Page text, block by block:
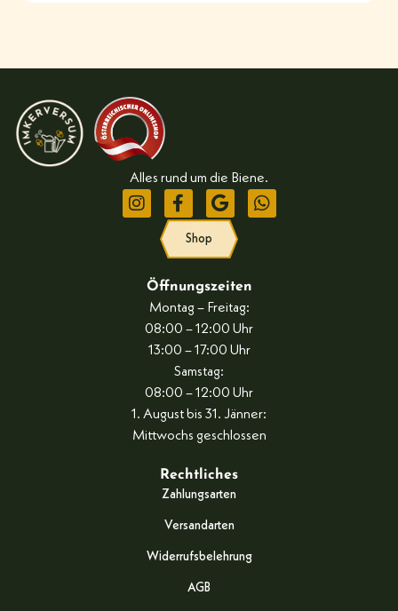
Alles rund um die Biene.
Shop
Öffnungszeiten
Montag – Freitag:
08:00 – 12:00 Uhr
13:00 – 17:00 Uhr
Samstag:
08:00 – 12:00 Uhr
1. August bis 31. Jänner:
Mittwochs geschlossen
Rechtliches
Zahlungsarten
Versandarten
Widerrufsbelehrung
AGB